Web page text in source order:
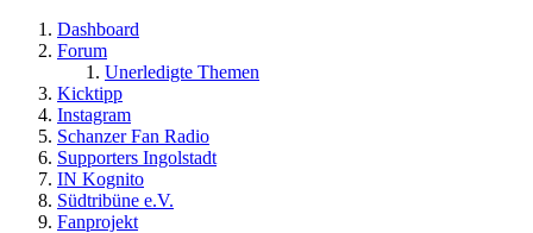
Dashboard
Forum
Unerledigte Themen
Kicktipp
Instagram
Schanzer Fan Radio
Supporters Ingolstadt
IN Kognito
Südtribüne e.V.
Fanprojekt